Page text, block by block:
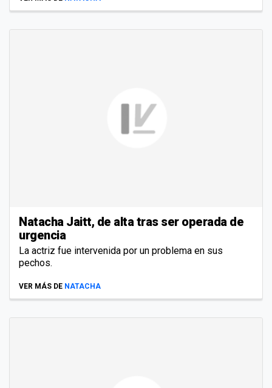
Natacha Jaitt, de alta tras ser operada de
urgencia
La actriz fue intervenida por un problema en sus
pechos.
VER MÁS DE NATACHA